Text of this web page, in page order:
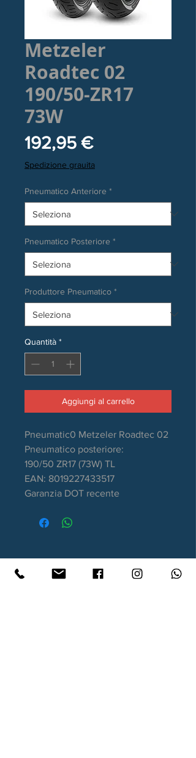
Metzeler
Roadtec 02
190/50-ZR17
73W
192,95 €Prezzo
Spedizione grauita
Pneumatico Anteriore *
Pneumatico Posteriore *
Produttore Pneumatico *
Quantità *
Aggiungi al carrello
Pneumatic0 Metzeler Roadtec 02
Pneumatico posteriore:
190/50 ZR17 (73W) TL
EAN: 8019227433517
Garanzia DOT recente